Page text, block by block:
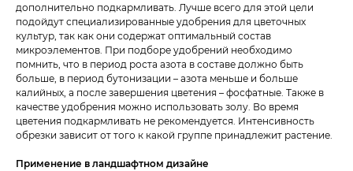
дополнительно подкармливать. Лучше всего для этой цели
подойдут специализированные удобрения для цветочных
культур, так как они содержат оптимальный состав
микроэлементов. При подборе удобрений необходимо
помнить, что в период роста азота в составе должно быть
больше, в период бутонизации – азота меньше и больше
калийных, а после завершения цветения – фосфатные. Также в
качестве удобрения можно использовать золу. Во время
цветения подкармливать не рекомендуется. Интенсивность
обрезки зависит от того к какой группе принадлежит растение.
Применение в ландшафтном дизайне